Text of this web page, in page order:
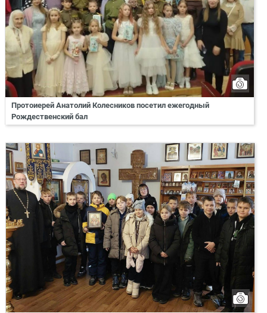
Протоиерей Анатолий Колесников посетил ежегодный
Рождественский бал